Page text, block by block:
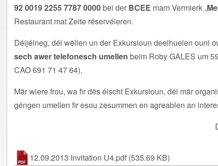
92 0019 2255 7787 0000bei der BCEE mam Vermierk „
Restaurant mat Zeite réservéieren.
Déijéineg, déi wëllen un der Exkursioun deelhuelen ouni
sech awer telefonesch umellen beim Roby GALES um
CAO 691 71 47 64).
Mär wiere frou, wa fir dës éischt Exkursioun, déi mär
géngen umellen fir esou zesummen en agreablen an
12.09.2013 Invitation U4.pdf (535.69 KB)